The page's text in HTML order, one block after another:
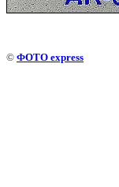
© ФОТО express